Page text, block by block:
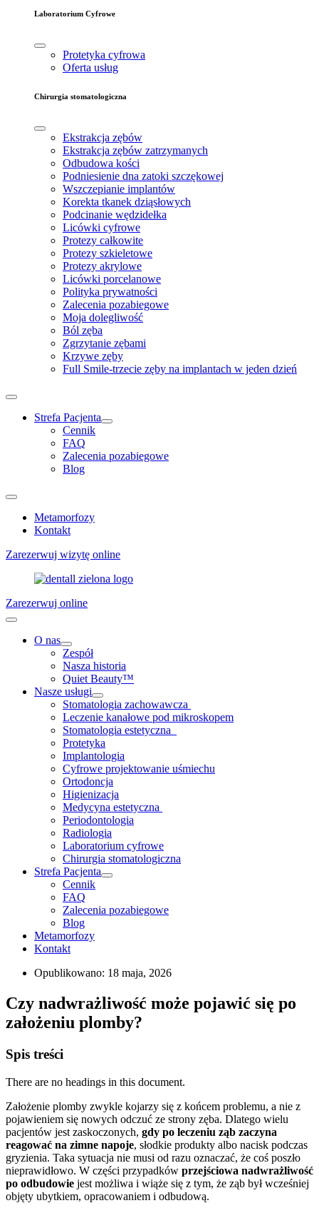
Laboratorium Cyfrowe
Protetyka cyfrowa
Oferta usług
Chirurgia stomatologiczna
Ekstrakcja zębów
Ekstrakcja zębów zatrzymanych
Odbudowa kości
Podniesienie dna zatoki szczękowej
Wszczepianie implantów
Korekta tkanek dziąsłowych
Podcinanie wędzidełka
Licówki cyfrowe
Protezy całkowite
Protezy szkieletowe
Protezy akrylowe
Licówki porcelanowe
Polityka prywatności
Zalecenia pozabiegowe
Moja dolegliwość
Ból zęba
Zgrzytanie zębami
Krzywe zęby
Full Smile-trzecie zęby na implantach w jeden dzień
Strefa Pacjenta
Cennik
FAQ
Zalecenia pozabiegowe
Blog
Metamorfozy
Kontakt
Zarezerwuj wizytę online
Zarezerwuj online
O nas
Zespół
Nasza historia
Quiet Beauty™
Nasze usługi
Stomatologia zachowawcza
Leczenie kanałowe pod mikroskopem
Stomatologia estetyczna
Protetyka
Implantologia
Cyfrowe projektowanie uśmiechu
Ortodoncja
Higienizacja
Medycyna estetyczna
Periodontologia
Radiologia
Laboratorium cyfrowe
Chirurgia stomatologiczna
Strefa Pacjenta
Cennik
FAQ
Zalecenia pozabiegowe
Blog
Metamorfozy
Kontakt
Opublikowano: 18 maja, 2026
Czy nadwrażliwość może pojawić się po
założeniu plomby?
Spis treści
There are no headings in this document.
Założenie plomby zwykle kojarzy się z końcem problemu, a nie z
pojawieniem się nowych odczuć ze strony zęba. Dlatego wielu
pacjentów jest zaskoczonych, gdy po leczeniu ząb zaczyna
reagować na zimne napoje, słodkie produkty albo nacisk podczas
gryzienia. Taka sytuacja nie musi od razu oznaczać, że coś poszło
nieprawidłowo. W części przypadków przejściowa nadwrażliwość
po odbudowie jest możliwa i wiąże się z tym, że ząb był wcześniej
objęty ubytkiem, opracowaniem i odbudową.